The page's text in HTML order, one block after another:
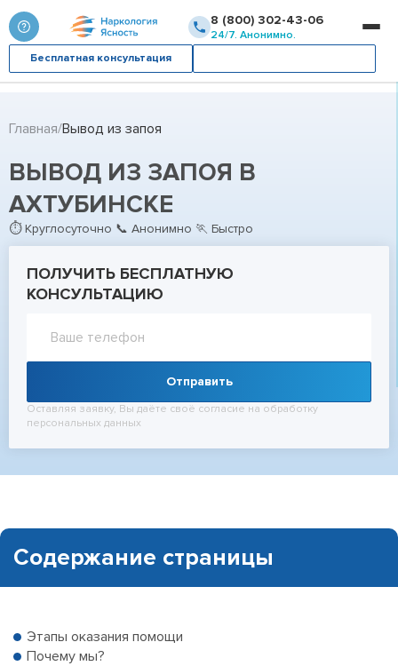
8 (800) 302-43-06
24/7. Анонимно.
Бесплатная консультация
Главная Вывод из запоя
ВЫВОД ИЗ ЗАПОЯ В
АХТУБИНСКЕ
⏱ Круглосуточно 📞 Анонимно 🏃 Быстро
ПОЛУЧИТЬ БЕСПЛАТНУЮ
КОНСУЛЬТАЦИЮ
Отправить
Оставляя заявку, Вы даёте своё согласие на обработку
персональных данных
Содержание страницы
Этапы оказания помощи
Почему мы?